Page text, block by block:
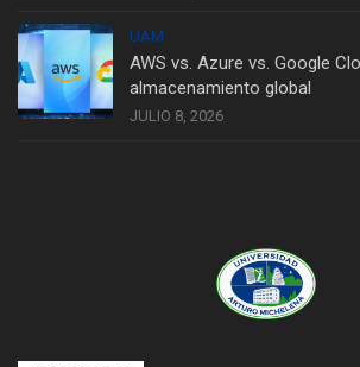
UAM
AWS vs. Azure vs. Google
almacenamiento global
JULIO 8, 2026